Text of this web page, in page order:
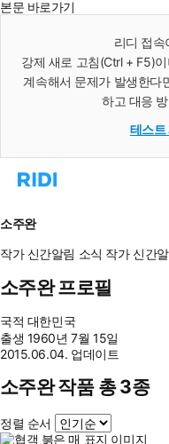
본문 바로가기
리디 접
강제 새로 고침(Ctrl + F5)
계속해서 문제가 발생한다
하고 대응
테스트
리
으
로
이
동
소주완
작가 신간알림 소식 작가 신간
소주완 프로필
국적 대한민국
출생 1960년 7월 15일
2015.06.04. 업데이트
소주완 작품 총 3종
정렬 순서